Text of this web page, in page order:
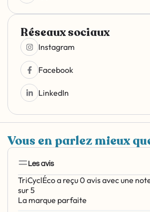
Réseaux sociaux
Instagram
Facebook
LinkedIn
Vous en parlez mieux
Les avis
TriCyclÉco a reçu 0 avis avec une
sur 5
La marque parfaite